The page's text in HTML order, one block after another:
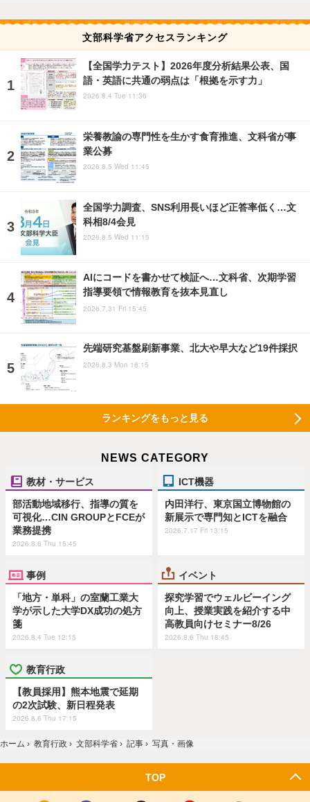
文部科学省アクセスランキング
【全国学力テスト】2026年度分析結果公表、国
語・英語に共通の弱点は「根拠を示す力」
2026.8.4 Tue 11:36
栄養教諭の専門性を生かす食育推進、文科省が事
業公募
2026.8.5 Wed 11:45
全国学力調査、SNS利用長いほど正答率低く…文
科相8/4会見
2026.8.5 Wed 11:15
AIにコードを書かせて検証へ…文科省、次期学習
指導要領で情報教育を抜本見直し
2026.7.31 Fri 15:45
先端研究基盤刷新事業、北大や早大など19件採択
2026.8.3 Mon 18:15
ランキングをもっと見る
NEWS CATEGORY
教材・サービス
部活動地域移行、指導の質を
可視化…CIN GROUPとFCEが
業務提携
2026.8.6 Thu 15:45
ICT機器
内田洋行、東京国立博物館の
新展示で専門知とICTを融合
2026.7.17 Fri 13:15
事例
「地方・単科」の室蘭工業大
学が示した大学DX成功の処方
箋
2026.8.4 Tue 12:15
イベント
探究学習でウェルビーイング
向上、授業実践を紹介する中
高教員向けセミナー8/26
2026.8.6 Thu 18:45
教育行政
【教員採用】熊本地震で延期
の2次試験、新日程発表
2026.8.6 Thu 17:15
ホーム › 教育行政 › 文部科学省 › 記事 › 写真・画像
TOP